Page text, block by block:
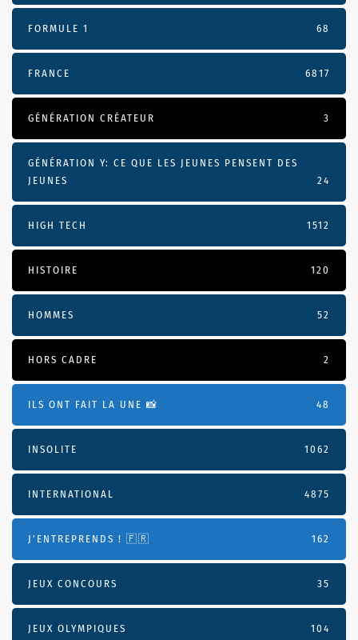
FORMULE 1 68
FRANCE 6817
GÉNÉRATION CRÉATEUR 3
GÉNÉRATION Y: CE QUE LES JEUNES PENSENT DES
JEUNES
24
HIGH TECH 1512
HISTOIRE 120
HOMMES 52
HORS CADRE 2
ILS ONT FAIT LA UNE 📸 48
INSOLITE 1062
INTERNATIONAL 4875
J'ENTREPRENDS ! 🇫🇷 162
JEUX CONCOURS 35
JEUX OLYMPIQUES 104